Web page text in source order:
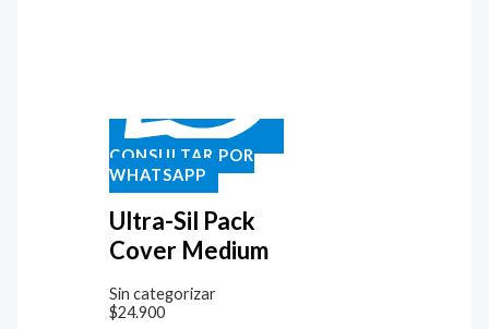
CONSULTAR POR
WHATSAPP
Ultra-Sil Pack
Cover Medium
Sin categorizar
$24.900